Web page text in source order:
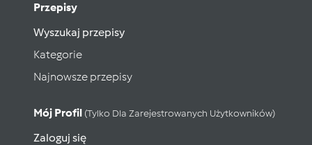
Przepisy
Wyszukaj przepisy
Kategorie
Najnowsze przepisy
Mój Profil (tylko Dla Zarejestrowanych Użytkowników)
Zaloguj się